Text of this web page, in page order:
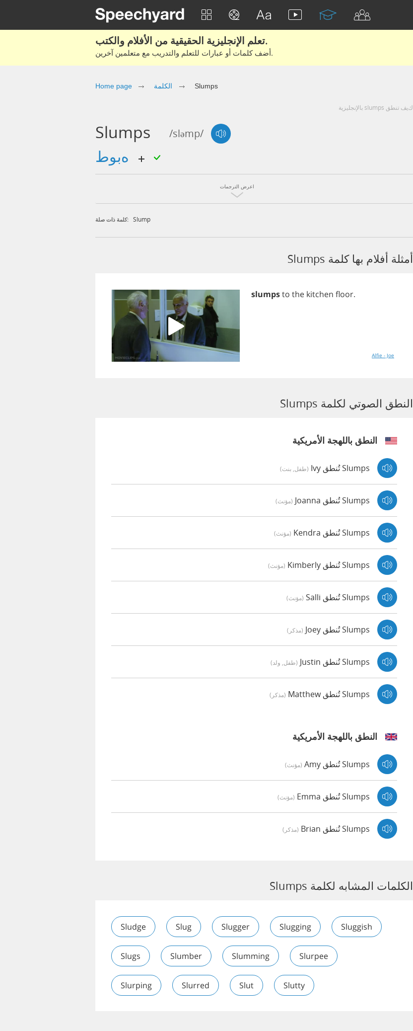
تعلم الإنجليزية الحقيقية من الأفلام والكتب.
أضف كلمات أو عبارات للتعلم والتدريب مع متعلمين آخرين.
Home page الكلمة Slumps
كيف تنطق slumps بالإنجليزية
Slumps /sləmp/
اعرض الترجمات
كلمة ذات صلة: Slump
أمثلة أفلام بها كلمة Slumps
slumpsto the kitchen floor.
Alfie - Joe
النطق الصوتي لكلمة Slumps
النطق باللهجة الأمريكية
Slumps تُنطق Ivy (طفل, بنت)
Slumps تُنطق Joanna (مؤنث)
Slumps تُنطق Kendra (مؤنث)
Slumps تُنطق Kimberly (مؤنث)
Slumps تُنطق Salli (مؤنث)
Slumps تُنطق Joey (مذكر)
Slumps تُنطق Justin (طفل, ولد)
Slumps تُنطق Matthew (مذكر)
النطق باللهجة الأمريكية
Slumps تُنطق Amy (مؤنث)
Slumps تُنطق Emma (مؤنث)
Slumps تُنطق Brian (مذكر)
الكلمات المشابه لكلمة Slumps
Sludge Slug Slugger Slugging Sluggish
Slugs Slumber Slumming Slurpee
Slurping Slurred Slut Slutty